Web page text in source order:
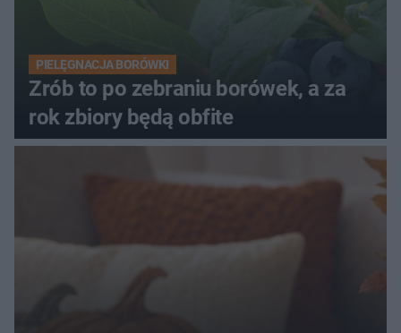
PIELĘGNACJA BORÓWKI
Zrób to po zebraniu borówek, a za
rok zbiory będą obfite